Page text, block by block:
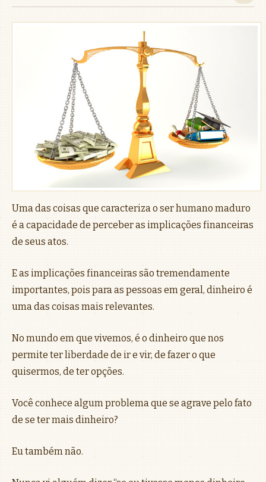
Uma das coisas que caracteriza o ser humano maduro
é a capacidade de perceber as implicações financeiras
de seus atos.
E as implicações financeiras são tremendamente
importantes, pois para as pessoas em geral, dinheiro é
uma das coisas mais relevantes.
No mundo em que vivemos, é o dinheiro que nos
permite ter liberdade de ir e vir, de fazer o que
quisermos, de ter opções.
Você conhece algum problema que se agrave pelo fato
de se ter mais dinheiro?
Eu também não.